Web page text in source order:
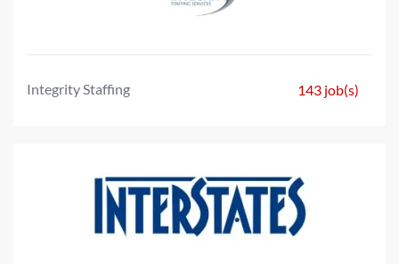
Integrity Staffing 143 job(s)